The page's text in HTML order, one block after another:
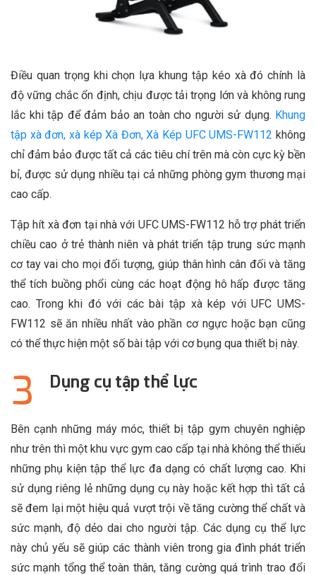
Điều quan trọng khi chọn lựa khung tập kéo xà đó chính là
độ vững chắc ổn định, chịu được tải trọng lớn và không rung
lắc khi tập để đảm bảo an toàn cho người sử dụng. Khung
tập xà đơn, xà kép Xà Đơn, Xà Kép UFC UMS-FW112 không
chỉ đảm bảo được tất cả các tiêu chí trên mà còn cực kỳ bền
bỉ, được sử dụng nhiều tại cả những phòng gym thương mại
cao cấp.
Tập hít xà đơn tại nhà với UFC UMS-FW112 hỗ trợ phát triển
chiều cao ở trẻ thành niên và phát triển tập trung sức mạnh
cơ tay vai cho mọi đối tượng, giúp thân hình cân đối và tăng
thể tích buồng phổi cùng các hoạt động hô hấp được tăng
cao. Trong khi đó với các bài tập xà kép với UFC UMS-
FW112 sẽ ăn nhiều nhất vào phần cơ ngực hoặc bạn cũng
có thể thực hiện một số bài tập với cơ bụng qua thiết bị này.
Dụng cụ tập thể lực
Bên cạnh những máy móc, thiết bị tập gym chuyên nghiệp
như trên thì một khu vực gym cao cấp tại nhà không thể thiếu
những phụ kiện tập thể lực đa dạng có chất lượng cao. Khi
sử dụng riêng lẻ những dụng cụ này hoặc kết hợp thì tất cả
sẽ đem lại một hiệu quả vượt trội về tăng cường thể chất và
sức mạnh, độ dẻo dai cho người tập. Các dụng cụ thể lực
này chủ yếu sẽ giúp các thành viên trong gia đình phát triển
sức mạnh tổng thể toàn thân, tăng cường quá trình trao đổi